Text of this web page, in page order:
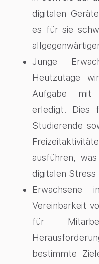
digitalen
es für sie
Junge
Heutzutage
Aufgabe mit
erledigt. Dies
Studierende
ausführen,
digitalen Stress
Erwachsene
Vereinbarkeit
für
bestimmte